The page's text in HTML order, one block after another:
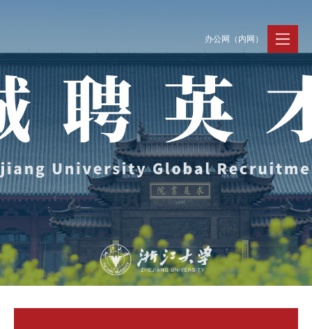
办公网（内网）
聚贤纳才
Jobs @ ZJU
招聘公告
加入我们
走进浙大
Discover ZJU
浙大简况
人才队伍
人才动态
News and Events
新闻速递
人才风采
事业发展
Careers @ ZJU
支持保障
Work and Life